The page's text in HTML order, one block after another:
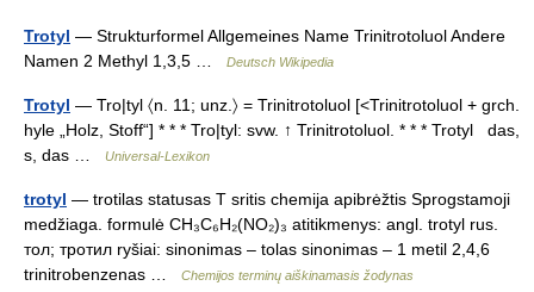
Trotyl — Strukturformel Allgemeines Name Trinitrotoluol Andere
Namen 2 Methyl 1,3,5 …
Deutsch Wikipedia
Trotyl — Tro|tyl 〈n. 11; unz.〉 = Trinitrotoluol [<Trinitrotoluol + grch.
hyle „Holz, Stoff“] * * * Tro|tyl: svw. ↑ Trinitrotoluol. * * * Trotyl das,
s, das …
Universal-Lexikon
trotyl — trotilas statusas T sritis chemija apibrėžtis Sprogstamoji
medžiaga. formulė CH₃C₆H₂(NO₂)₃ atitikmenys: angl. trotyl rus.
тол; тротил ryšiai: sinonimas – tolas sinonimas – 1 metil 2,4,6
trinitrobenzenas …
Chemijos terminų aiškinamasis žodynas